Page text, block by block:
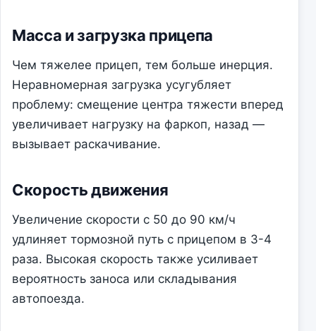
Масса и загрузка прицепа
Чем тяжелее прицеп, тем больше инерция.
Неравномерная загрузка усугубляет
проблему: смещение центра тяжести вперед
увеличивает нагрузку на фаркоп, назад —
вызывает раскачивание.
Скорость движения
Увеличение скорости с 50 до 90 км/ч
удлиняет тормозной путь с прицепом в 3-4
раза. Высокая скорость также усиливает
вероятность заноса или складывания
автопоезда.